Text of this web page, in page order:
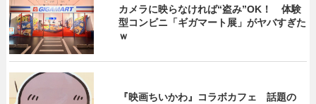
カメラに映らなければ“盗み”OK！ 体験
型コンビニ「ギガマート展」がヤバすぎた
ｗ
『映画ちいかわ』コラボカフェ 話題の